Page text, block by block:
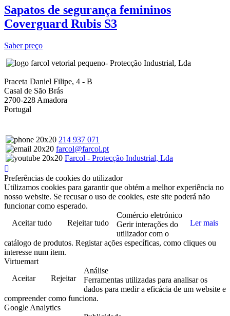
Sapatos de segurança femininos
Coverguard Rubis S3
Saber preço
- Protecção Industrial, Lda
Praceta Daniel Filipe, 4 - B
Casal de São Brás
2700-228 Amadora
Portugal
214 937 071
farcol@farcol.pt
Farcol - Protecção Industrial, Lda
Preferências de cookies do utilizador
Utilizamos cookies para garantir que obtém a melhor experiência no
nosso website. Se recusar o uso de cookies, este site poderá não
funcionar como esperado.
Aceitar tudo
Rejeitar tudo Ler mais
Comércio eletrónico
Gerir interações do
utilizador com o
catálogo de produtos. Registar ações específicas, como cliques ou
interesse num item.
Virtuemart
Aceitar
Rejeitar
Análise
Ferramentas utilizadas para analisar os
dados para medir a eficácia de um website e
compreender como funciona.
Google Analytics